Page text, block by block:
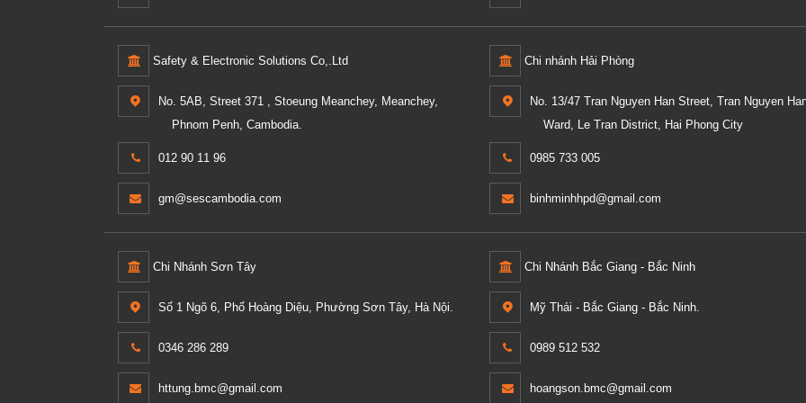
Safety & Electronic Solutions Co,.Ltd
No. 5AB, Street 371 , Stoeung Meanchey, Meanchey,
Phnom Penh, Cambodia.
012 90 11 96
gm@sescambodia.com
Chi nhánh Hải Phòng
No. 13/47 Tran Nguyen Han Street, Tran Nguyen
Ward, Le Tran District, Hai Phong City
0985 733 005
binhminhhpd@gmail.com
Chi Nhánh Sơn Tây
Số 1 Ngõ 6, Phố Hoàng Diệu, Phường Sơn Tây, Hà Nội.
0346 286 289
httung.bmc@gmail.com
Chi Nhánh Bắc Giang - Bắc Ninh
Mỹ Thái - Bắc Giang - Bắc Ninh.
0989 512 532
hoangson.bmc@gmail.com